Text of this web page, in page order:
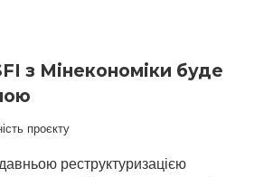
з Mінекономіки буде
проєкту
реструктуризацією